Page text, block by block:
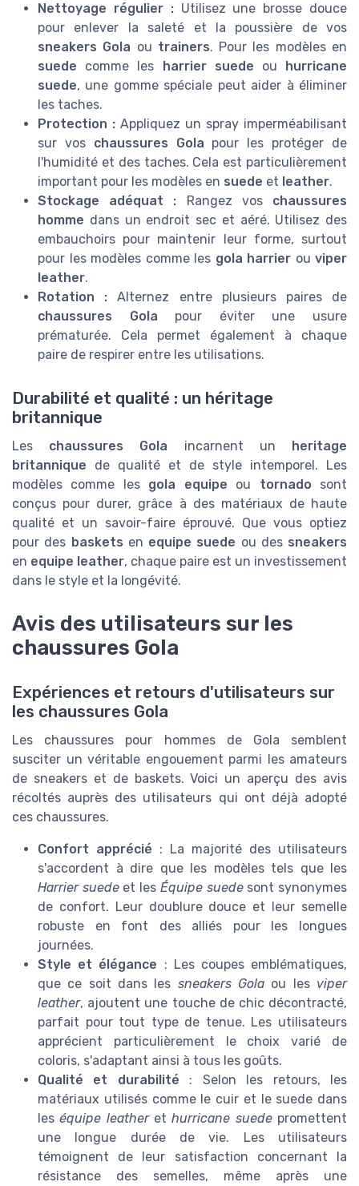
Nettoyage régulier :Utilisez une brosse douce
pour enlever la saleté et la poussière de vos
sneakers Gola ou trainers. Pour les modèles en
suede comme les harrier suede ou
hurricane
suede, une gomme spéciale peut aider à éliminer
les taches.
Protection : Appliquez un spray imperméabilisant
sur vos chaussures Gola pour les protéger de
l'humidité et des taches. Cela est particulièrement
important pour les modèles en suede et leather.
Stockage adéquat : Rangez vos chaussures
homme dans un endroit sec et aéré. Utilisez des
embauchoirs pour maintenir leur forme, surtout
pour les modèles comme les gola harrier ou viper
leather.
Rotation : Alternez entre plusieurs paires de
chaussures Gola pour éviter une usure
prématurée. Cela permet également à chaque
paire de respirer entre les utilisations.
Durabilité et qualité : un héritage
britannique
Les chaussures Gola incarnent un heritage
britannique de qualité et de style intemporel. Les
modèles comme les gola equipe ou tornado sont
conçus pour durer, grâce à des matériaux de haute
qualité et un savoir-faire éprouvé. Que vous optiez
pour des baskets en equipe suede ou des sneakers
en equipe leather, chaque paire est un investissement
dans le style et la longévité.
Avis des utilisateurs sur les
chaussures Gola
Expériences et retours d'utilisateurs sur
les chaussures Gola
Les chaussures pour hommes de Gola semblent
susciter un véritable engouement parmi les amateurs
de sneakers et de baskets. Voici un aperçu des avis
récoltés auprès des utilisateurs qui ont déjà adopté
ces chaussures.
Confort apprécié : La majorité des utilisateurs
s'accordent à dire que les modèles tels que les
Harrier suedeet les Équipe suedesont synonymes
de confort. Leur doublure douce et leur semelle
robuste en font des alliés pour les longues
journées.
Style et élégance : Les coupes emblématiques,
que ce soit dans les sneakers Gola ou les viper
leather, ajoutent une touche de chic décontracté,
parfait pour tout type de tenue. Les utilisateurs
apprécient particulièrement le choix varié de
coloris, s'adaptant ainsi à tous les goûts.
Qualité et durabilité : Selon les retours, les
matériaux utilisés comme le cuir et le suede dans
leséquipe leatherethurricane suedepromettent
une longue durée de vie. Les utilisateurs
témoignent de leur satisfaction concernant la
résistance des semelles, même après une